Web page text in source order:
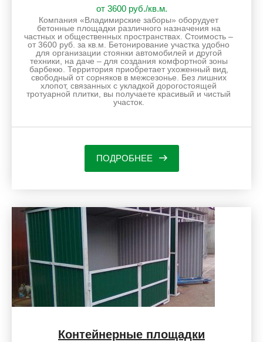
от 3600 руб./кв.м.
Компания «Владимирские заборы» оборудует
бетонные площадки различного назначения на
частных и общественных пространствах. Стоимость –
от 3600 руб. за кв.м. Бетонирование участка удобно
для организации стоянки автомобилей и другой
техники, на даче – для создания комфортной зоны
барбекю. Территория приобретает ухоженный вид,
свободный от сорняков в межсезонье. Без лишних
хлопот, связанных с укладкой дорогостоящей
тротуарной плитки, вы получаете красивый и чистый
участок.
ПОДРОБНЕЕ
Контейнерные площадки